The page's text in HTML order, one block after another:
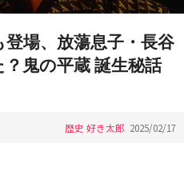
場、放蕩息子・長谷
鬼の平蔵 誕生秘話
歴史 好き太郎 2025/02/17